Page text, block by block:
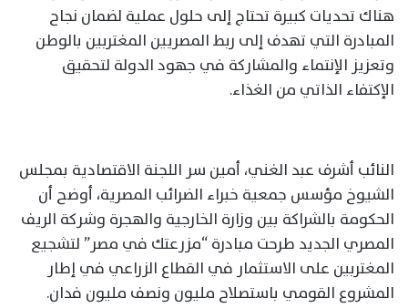
هناك تحديات كبيرة تحتاج إلى حلول عملية لضمان نجاح
المبادرة التي تهدف إلى ربط المصريين المغتربين بالوطن
وتعزيز الإنتماء والمشاركة في جهود الدولة لتحقيق
الإكتفاء الذاتي من الغذاء.
النائب أشرف عبد الغني، أمين سر اللجنة الاقتصادية بمجلس
الشيوخ مؤسس جمعية خبراء الضرائب المصرية، أوضح أن
الحكومة بالشراكة بين وزارة الخارجية والهجرة وشركة الريف
المصري الجديد طرحت مبادرة “مزرعتك في مصر” لتشجيع
المغتربين على الاستثمار في القطاع الزراعي في إطار
المشروع القومي باستصلاح مليون ونصف مليون فدان.